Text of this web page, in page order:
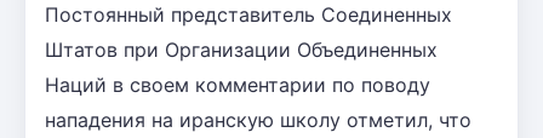
Постоянный представитель Соединенных
Штатов при Организации Объединенных
Наций в своем комментарии по поводу
нападения на иранскую школу отметил, что